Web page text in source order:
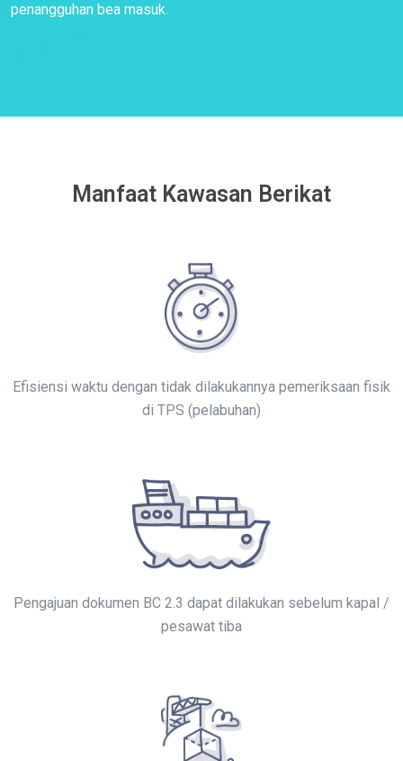
penangguhan bea masuk.
Manfaat Kawasan Berikat
Efisiensi waktu dengan tidak dilakukannya pemeriksaan fisik
di TPS (pelabuhan)
Pengajuan dokumen BC 2.3 dapat dilakukan sebelum kapal /
pesawat tiba